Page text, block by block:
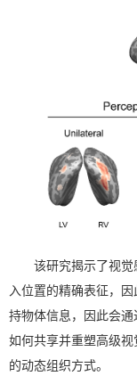
该研究揭示了视
入位置的精确表征，
持物体信息，因此会
如何共享并重塑高级
的动态组织方式。